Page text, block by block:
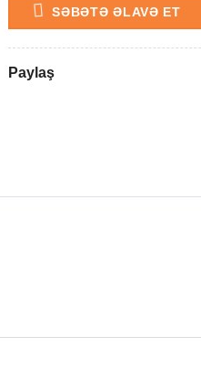
SƏBƏTƏ ƏLAVƏ ET
Paylaş